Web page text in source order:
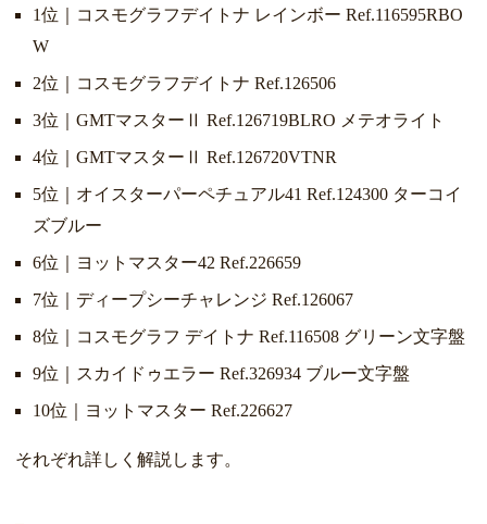
1位｜コスモグラフデイトナ レインボー Ref.116595RBO
W
2位｜コスモグラフデイトナ Ref.126506
3位｜GMTマスターⅡ Ref.126719BLRO メテオライト
4位｜GMTマスターⅡ Ref.126720VTNR
5位｜オイスターパーペチュアル41 Ref.124300 ターコイ
ズブルー
6位｜ヨットマスター42 Ref.226659
7位｜ディープシーチャレンジ Ref.126067
8位｜コスモグラフ デイトナ Ref.116508 グリーン文字盤
9位｜スカイドゥエラー Ref.326934 ブルー文字盤
10位｜ヨットマスター Ref.226627
それぞれ詳しく解説します。